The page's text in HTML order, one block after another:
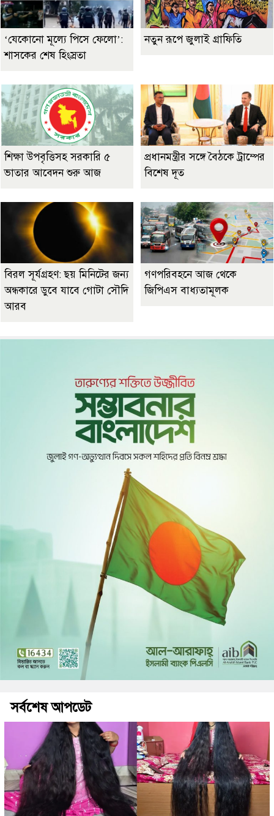
‘যেকোনো মূল্যে পিসে ফেলো’:
শাসকের শেষ হিংস্রতা
নতুন রূপে জুলাই গ্রাফিতি
শিক্ষা উপবৃত্তিসহ সরকারি ৫
ভাতার আবেদন শুরু আজ
প্রধানমন্ত্রীর সঙ্গে বৈঠকে ট্রাম্পের
বিশেষ দূত
বিরল সূর্যগ্রহণ: ছয় মিনিটের জন্য
অন্ধকারে ডুবে যাবে গোটা সৌদি
আরব
গণপরিবহনে আজ থেকে
জিপিএস বাধ্যতামূলক
সর্বশেষ আপডেট